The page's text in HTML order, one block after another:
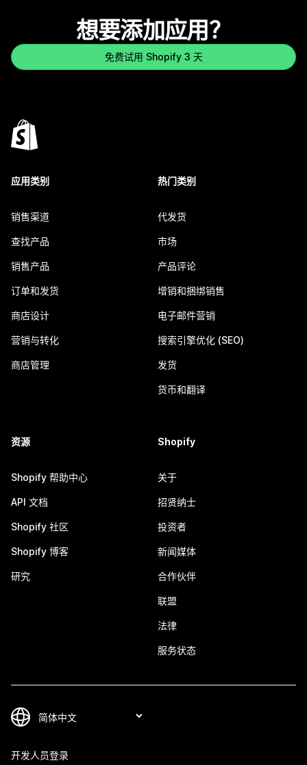
想要添加应用？
免费试用 Shopify 3 天
应用类别
销售渠道
查找产品
销售产品
订单和发货
商店设计
营销与转化
商店管理
热门类别
代发货
市场
产品评论
增销和捆绑销售
电子邮件营销
搜索引擎优化 (SEO)
发货
货币和翻译
资源
Shopify 帮助中心
API 文档
Shopify 社区
Shopify 博客
研究
Shopify
关于
招贤纳士
投资者
新闻媒体
合作伙伴
联盟
法律
服务状态
开发人员登录